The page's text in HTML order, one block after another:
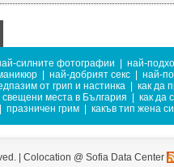
силните фотографии
най-
най-добрият секс
най-
от грип и настинка
как да
свещени места в България
как да
празничен грим какъв тип жена си
| Colocation @ Sofia Data Center